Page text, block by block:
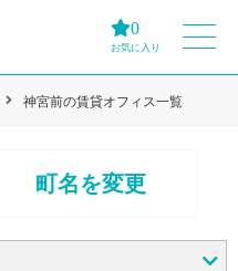
0
お気に入り
神宮前の賃貸オフィス一覧
町名を変更